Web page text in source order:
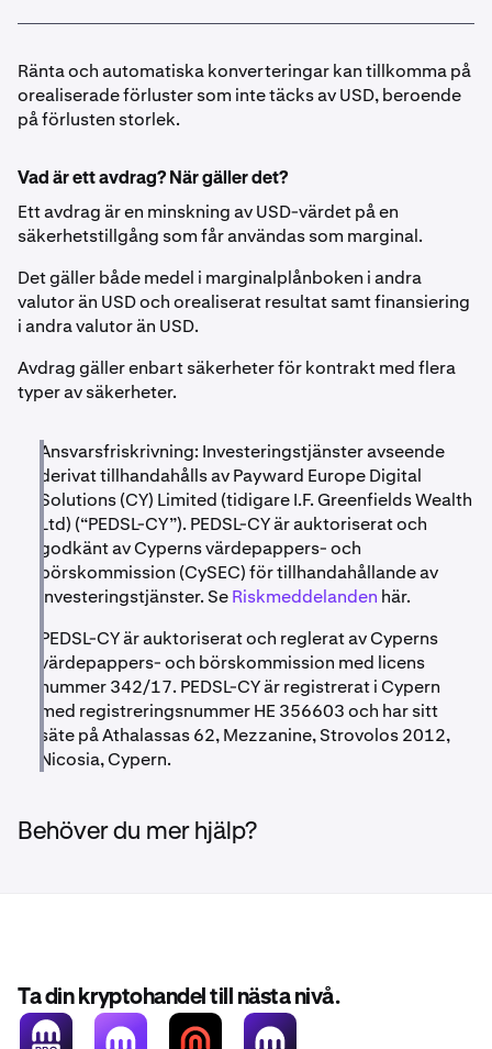
Ränta och automatiska konverteringar kan tillkomma på
orealiserade förluster som inte täcks av USD, beroende
på förlusten storlek.
Vad är ett avdrag? När gäller det?
Ett avdrag är en minskning av USD-värdet på en
säkerhetstillgång som får användas som marginal.
Det gäller både medel i marginalplånboken i andra
valutor än USD och orealiserat resultat samt finansiering
i andra valutor än USD.
Avdrag gäller enbart säkerheter för kontrakt med flera
typer av säkerheter.
Ansvarsfriskrivning: Investeringstjänster avseende
derivat tillhandahålls av Payward Europe Digital
Solutions (CY) Limited (tidigare I.F. Greenfields Wealth
Ltd) (“PEDSL-CY”). PEDSL-CY är auktoriserat och
godkänt av Cyperns värdepappers- och
börskommission (CySEC) för tillhandahållande av
investeringstjänster. SeRiskmeddelanden här.
PEDSL-CY är auktoriserat och reglerat av Cyperns
värdepappers- och börskommission med licens
nummer 342/17. PEDSL-CY är registrerat i Cypern
med registreringsnummer HE 356603 och har sitt
säte på Athalassas 62, Mezzanine, Strovolos 2012,
Nicosia, Cypern.
Behöver du mer hjälp?
Ta din kryptohandel till nästa nivå.